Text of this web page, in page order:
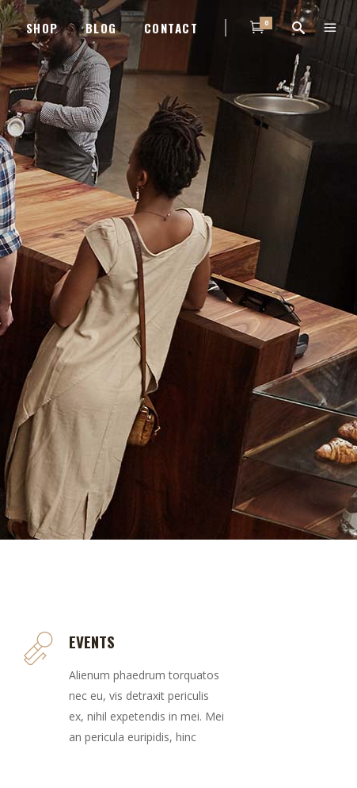
SHOP BLOG CONTACT 0
EVENTS
Alienum phaedrum torquatos
nec eu, vis detraxit periculis
ex, nihil expetendis in mei. Mei
an pericula euripidis, hinc